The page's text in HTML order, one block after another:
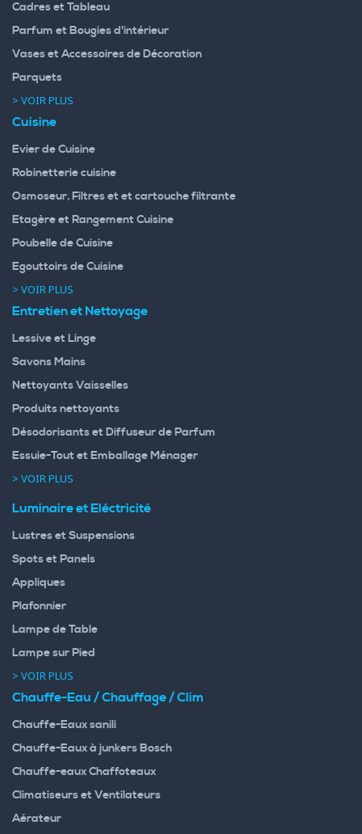
Cadres et Tableau
Parfum et Bougies d'intérieur
Vases et Accessoires de Décoration
Parquets
> VOIR PLUS
Cuisine
Evier de Cuisine
Robinetterie cuisine
Osmoseur, Filtres et et cartouche filtrante
Etagère et Rangement Cuisine
Poubelle de Cuisine
Egouttoirs de Cuisine
> VOIR PLUS
Entretien et Nettoyage
Lessive et Linge
Savons Mains
Nettoyants Vaisselles
Produits nettoyants
Désodorisants et Diffuseur de Parfum
Essuie-Tout et Emballage Ménager
> VOIR PLUS
Luminaire et Eléctricité
Lustres et Suspensions
Spots et Panels
Appliques
Plafonnier
Lampe de Table
Lampe sur Pied
> VOIR PLUS
Chauffe-Eau / Chauffage / Clim
Chauffe-Eaux sanili
Chauffe-Eaux à junkers Bosch
Chauffe-eaux Chaffoteaux
Climatiseurs et Ventilateurs
Aérateur